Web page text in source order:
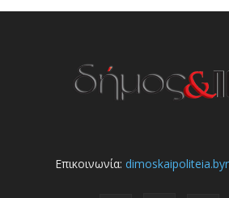
Επικοινωνία: